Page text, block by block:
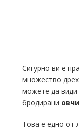
Сигурно ви е
множество
можете да
бродирани
Това е едно от